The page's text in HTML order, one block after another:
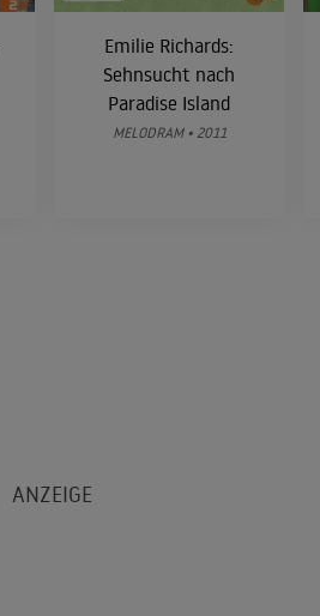
Emilie Richards:
Sehnsucht nach
Paradise Island
MELODRAM • 2011